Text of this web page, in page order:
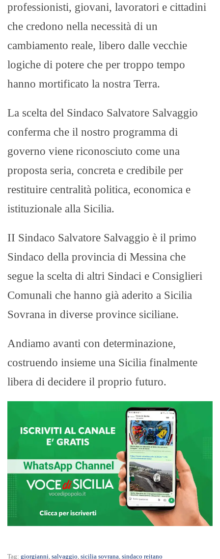
professionisti, giovani, lavoratori e cittadini
che credono nella necessità di un
cambiamento reale, libero dalle vecchie
logiche di potere che per troppo tempo
hanno mortificato la nostra Terra.
La scelta del Sindaco Salvatore Salvaggio
conferma che il nostro programma di
governo viene riconosciuto come una
proposta seria, concreta e credibile per
restituire centralità politica, economica e
istituzionale alla Sicilia.
II Sindaco Salvatore Salvaggio è il primo
Sindaco della provincia di Messina che
segue la scelta di altri Sindaci e Consiglieri
Comunali che hanno già aderito a Sicilia
Sovrana in diverse province siciliane.
Andiamo avanti con determinazione,
costruendo insieme una Sicilia finalmente
libera di decidere il proprio futuro.
Tag: giorgianni, salvaggio, sicilia sovrana, sindaco reitano